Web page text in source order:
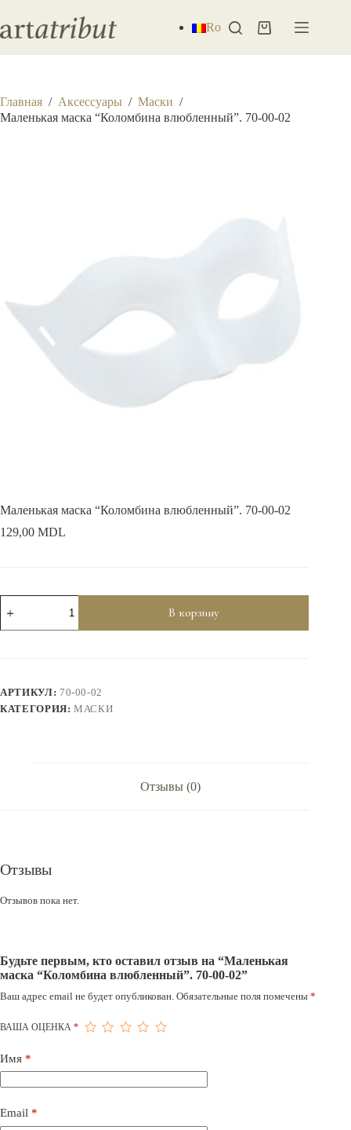
сути
Ro Корзина
Главная / Аксессуары / Маски /
Маленькая маска “Коломбина влюбленный”. 70-00-02
Маленькая маска “Коломбина влюбленный”. 70-00-02
129,00 MDL
товара
Маленькая
00-
02
В корзину
АРТИКУЛ: 70-00-02
КАТЕГОРИЯ:МАСКИ
Отзывы (0)
Отзывы
Отзывов пока нет.
Будьте первым, кто оставил отзыв на “Маленькая
маска “Коломбина влюбленный”. 70-00-02”
Ваш адрес email не будет опубликован. Обязательные поля помечены *
ВАША ОЦЕНКА *
Имя *
Email *